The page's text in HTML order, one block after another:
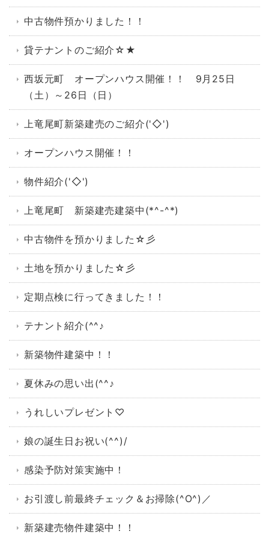
中古物件預かりました！！
貸テナントのご紹介☆★
西坂元町 オープンハウス開催！！ 9月25日
（土）～26日（日）
上竜尾町新築建売のご紹介('◇')ゞ
オープンハウス開催！！
物件紹介('◇')ゞ
上竜尾町 新築建売建築中(*^-^*)
中古物件を預かりました☆彡
土地を預かりました☆彡
定期点検に行ってきました！！
テナント紹介(^^♪
新築物件建築中！！
夏休みの思い出(^^♪
うれしいプレゼント♡
娘の誕生日お祝い(^^)/
感染予防対策実施中！
お引渡し前最終チェック＆お掃除(^O^)／
新築建売物件建築中！！